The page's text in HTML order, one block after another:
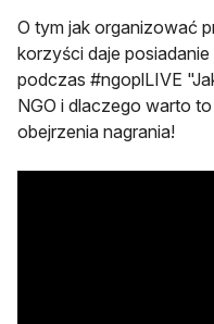
O tym jak organizować
korzyści daje
podczas #ngoplLIVE
NGO i dlaczego warto
obejrzenia nagrania!